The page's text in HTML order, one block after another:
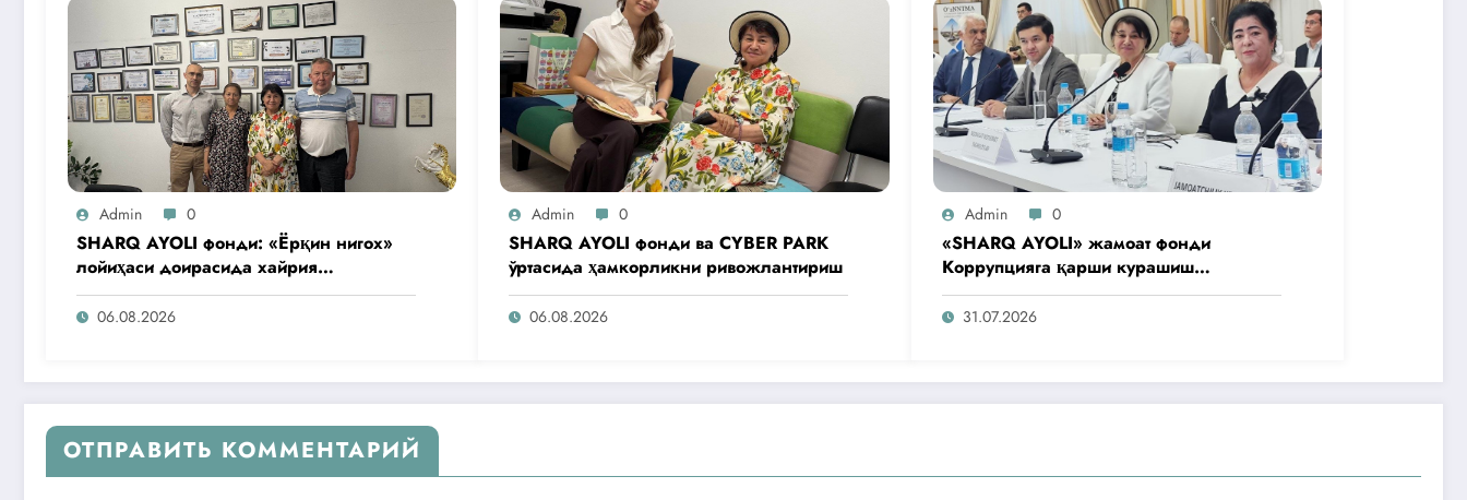
Admin 0
SHARQ AYOLI фонди: «Ёрқин нигох»
лойиҳаси доирасида хайрия
операциялари ўтказилади
06.08.2026
Admin 0
SHARQ AYOLI фонди ва CYBER PARK
ўртасида ҳамкорликни ривожлантириш
06.08.2026
Admin 0
«SHARQ AYOLI» жамоат фонди
Коррупцияга қарши курашиш
агентлигидаги жамоат эшитувида
ташаббусларини тақдим этди
31.07.2026
ОТПРАВИТЬ КОММЕНТАРИЙ